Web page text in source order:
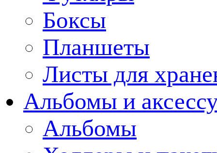
Боксы
Планшеты
Листы для
Альбомы и
Альбомы